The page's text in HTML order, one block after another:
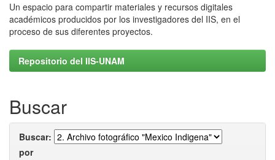
Un espacio para compartir materiales y recursos digitales
académicos producidos por los investigadores del IIS, en el
proceso de sus diferentes proyectos.
Repositorio del IIS-UNAM
Buscar
Buscar:
por